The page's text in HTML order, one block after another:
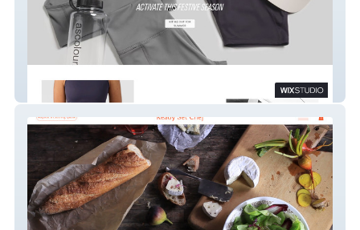
Luke Branding Solutions